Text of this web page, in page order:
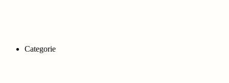
Categorie